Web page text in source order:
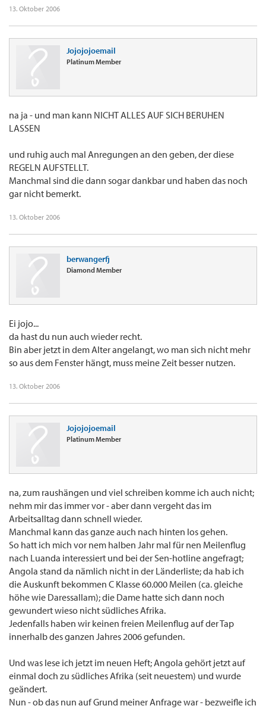
13. Oktober 2006
Jojojojoemail
Platinum Member
na ja - und man kann NICHT ALLES AUF SICH BERUHEN
LASSEN
und ruhig auch mal Anregungen an den geben, der diese
REGELN AUFSTELLT.
Manchmal sind die dann sogar dankbar und haben das noch
gar nicht bemerkt.
13. Oktober 2006
berwangerfj
Diamond Member
Ei jojo...
da hast du nun auch wieder recht.
Bin aber jetzt in dem Alter angelangt, wo man sich nicht mehr
so aus dem Fenster hängt, muss meine Zeit besser nutzen.
13. Oktober 2006
Jojojojoemail
Platinum Member
na, zum raushängen und viel schreiben komme ich auch nicht;
nehm mir das immer vor - aber dann vergeht das im
Arbeitsalltag dann schnell wieder.
Manchmal kann das ganze auch nach hinten los gehen.
So hatt ich mich vor nem halben Jahr mal für nen Meilenflug
nach Luanda interessiert und bei der Sen-hotline angefragt;
Angola stand da nämlich nicht in der Länderliste; da hab ich
die Auskunft bekommen C Klasse 60.000 Meilen (ca. gleiche
höhe wie Daressallam); die Dame hatte sich dann noch
gewundert wieso nicht südliches Afrika.
Jedenfalls haben wir keinen freien Meilenflug auf der Tap
innerhalb des ganzen Jahres 2006 gefunden.
Und was lese ich jetzt im neuen Heft; Angola gehört jetzt auf
einmal doch zu südliches Afrika (seit neuestem) und wurde
geändert.
Nun - ob das nun auf Grund meiner Anfrage war - bezweifle ich